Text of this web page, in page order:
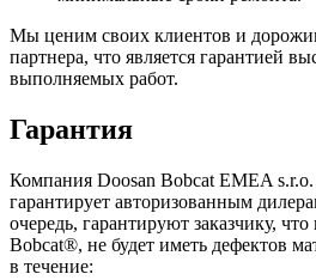
Мы ценим своих клиентов и
партнера, что является гарантией
выполняемых работ.
Гарантия
Компания Doosan Bobcat EMEA s.r.o.
гарантирует авторизованным
очередь, гарантируют заказчику,
Bobcat®, не будет иметь дефектов
в течение: